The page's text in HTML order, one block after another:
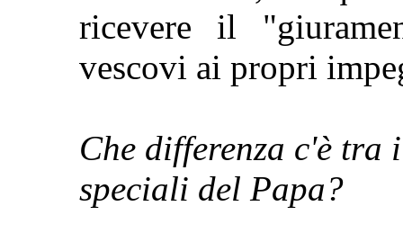
ricevere il
vescovi ai propri
Che differenza c'è
speciali del Papa?